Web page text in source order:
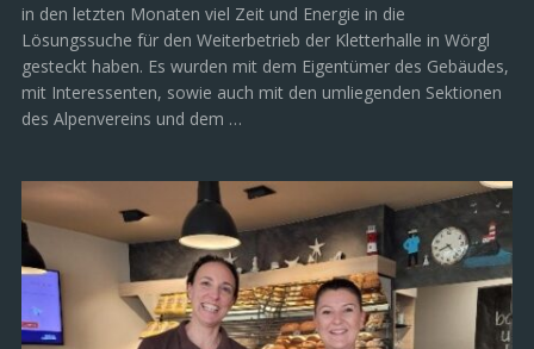
in den letzten Monaten viel Zeit und Energie in die
Lösungssuche für den Weiterbetrieb der Kletterhalle in Wörgl
gesteckt haben. Es wurden mit dem Eigentümer des Gebäudes,
mit Interessenten, sowie auch mit den umliegenden Sektionen
des Alpenvereins und dem …